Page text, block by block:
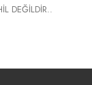
DEĞİLDİR..